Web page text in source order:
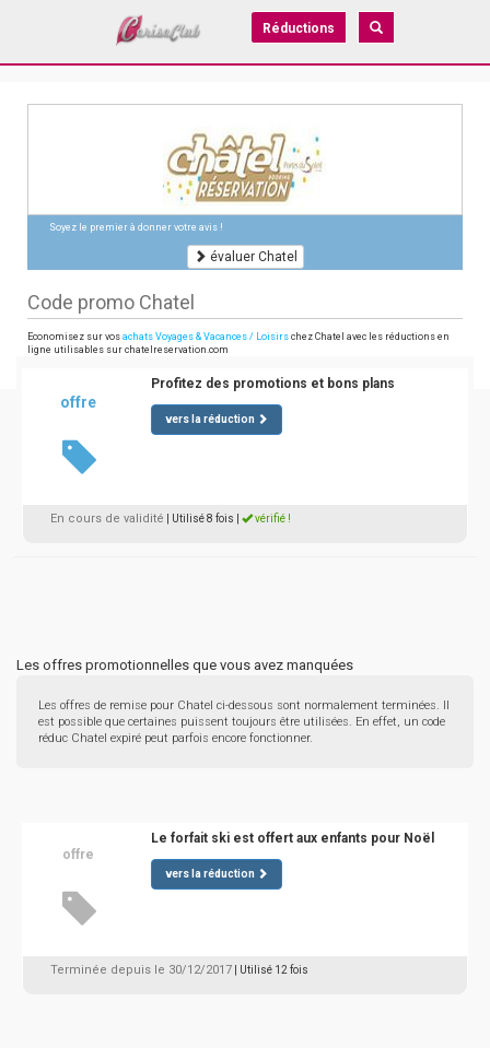
Réductions
Soyez le premier à donner votre avis !
évaluer Chatel
Code promo Chatel
Economisez sur vos achats Voyages & Vacances / Loisirs chez Chatel avec les réductions en
ligne utilisables sur chatelreservation.com
offre
Profitez des promotions et bons plans
vers la réduction
En cours de validité | Utilisé 8 fois vérifié !
Les offres promotionnelles que vous avez manquées
Les offres de remise pour Chatel ci-dessous sont normalement terminées. Il
est possible que certaines puissent toujours être utilisées. En effet, un code
réduc Chatel expiré peut parfois encore fonctionner.
offre
Le forfait ski est offert aux enfants pour Noël
vers la réduction
Terminée depuis le 30/12/2017 | Utilisé 12 fois